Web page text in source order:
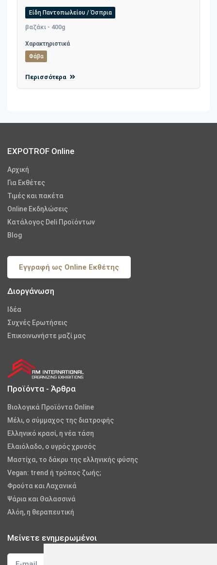
Είδη Παντοπωλείου / Όσπρια
βαζάκι - 400g
Χαρακτηριστικά
Φάβα
Περισσότερα
EXPOTROF Online
Αρχική
Για Εκθέτες
Τιμές και πακέτα
Online Εκδηλώσεις
Κατάλογος Deli Προϊόντων
Blog
Εγγραφή ως Online Εκθέτης
Διοργάνωση
Iδέα
Συχνές Ερωτήσεις
Επικοινωνήστε μαζί μας
Προϊόντα - Άρθρα
Βιολογικά Προϊόντα Online
Μέλι, ο σύμμαχος της διατροφής
Ελληνικό κρασί, η νέα τάση
Ελαιόλαδο, ο υγρός χρυσός
Μαστίχα, το δάκρυ της ελληνικής φύσης
Vegan: trend ή τρόπος ζωής;
Φρούτα και Λαχανικά
Ψάρια και Θαλασσινά
Αλόη, η θεραπευτική
Μείνετε ενημερωμένοι